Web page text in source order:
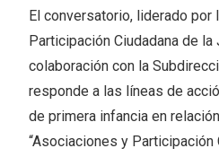
El conversatorio, liderado por
Participación Ciudadana de
colaboración con la
responde a las líneas de
de primera infancia en
“Asociaciones y Participación